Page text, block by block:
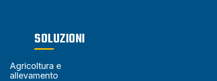
SOLUZIONI
Agricoltura e
allevamento